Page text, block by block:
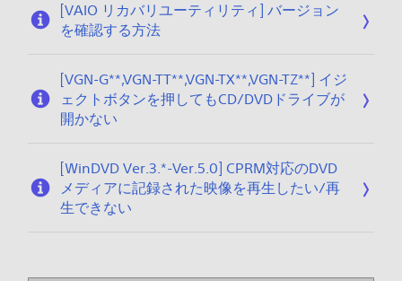
[VAIO リカバリユーティリティ] バージョン
を確認する方法
[VGN-G**,VGN-TT**,VGN-TX**,VGN-TZ**] イジ
ェクトボタンを押してもCD/DVDドライブが
開かない
[WinDVD Ver.3.*-Ver.5.0] CPRM対応のDVD
メディアに記録された映像を再生したい/再
生できない